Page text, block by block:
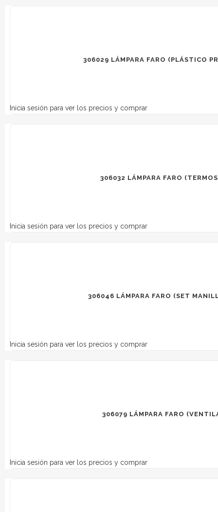
306029 LÁMPARA FARO (PLÁSTICO
Inicia sesión para ver los precios y comprar
306032 LÁMPARA FARO
Inicia sesión para ver los precios y comprar
306046 LÁMPARA FARO (SET
Inicia sesión para ver los precios y comprar
306079 LÁMPARA FARO
Inicia sesión para ver los precios y comprar